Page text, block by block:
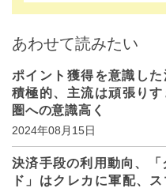
あわせて読みたい
ポイント獲得を意識し
積極的、主流は頑張り
圏への意識高く
2024年08月15日
決済手段の利用動向、
ド」はクレカに軍配、